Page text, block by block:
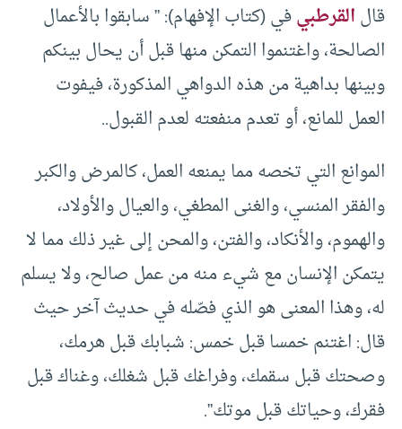
قالالقرطبيفي (كتاب الإفهام): ” سابقوا بالأعمال
الصالحة، واغتنموا التمكن منها قبل أن يحال بينكم
وبينها بداهية من هذه الدواهي المذكورة، فيفوت
العمل للمانع، أو تعدم منفعته لعدم القبول..
الموانع التي تخصه مما يمنعه العمل، كالمرض والكبر
والفقر المنسي، والغنى المطغي، والعيال والأولاد،
والهموم، والأنكاد، والفتن، والمحن إلى غير ذلك مما لا
يتمكن الإنسان مع شيء منه من عمل صالح، ولا يسلم
له، وهذا المعنى هو الذي فصّله في حديث آخر حيث
قال: اغتنم خمسا قبل خمس: شبابك قبل هرمك،
وصحتك قبل سقمك، وفراغك قبل شغلك، وغناك قبل
فقرك، وحياتك قبل موتك”.